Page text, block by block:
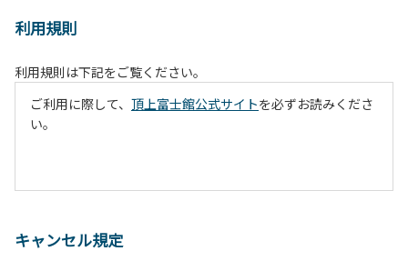
利用規則
利用規則は下記をご覧ください。
ご利用に際して、 頂上富士館公式サイトを必ずお読みくださ
い。
キャンセル規定